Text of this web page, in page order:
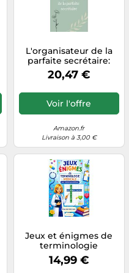
L'organisateur de la
parfaite secrétaire:
Pratique, clair, flexible.
Un agenda pas
pensé par une
secrétaire pour les
restez organisée,
efficace… et sereine !
20,47 €
Voir l'offre
Amazon.fr
Livraison à 3,00 €
Jeux et énigmes de
terminologie
médicale: Cahier
d'activités ludiques
14,99 €